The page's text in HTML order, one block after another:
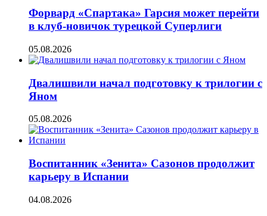
Форвард «Спартака» Гарсия может перейти
в клуб-новичок турецкой Суперлиги
05.08.2026
Двалишвили начал подготовку к трилогии с
Яном
05.08.2026
Воспитанник «Зенита» Сазонов продолжит
карьеру в Испании
04.08.2026